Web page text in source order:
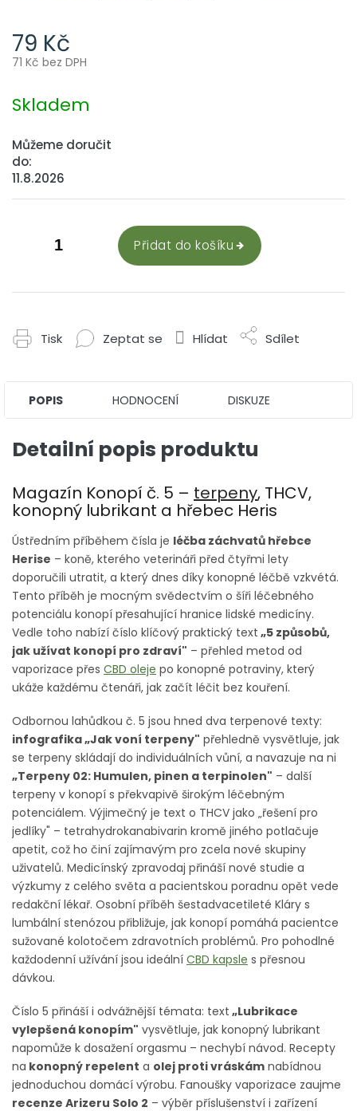
79 Kč
71 Kč bez DPH
cena:
Skladem
Můžeme doručit
do:
11.8.2026
Přidat do košíku
Tisk Zeptat se Hlídat Sdílet
POPIS HODNOCENÍ DISKUZE
Detailní popis produktu
Magazín Konopí č. 5 – terpeny, THCV,
konopný lubrikant a hřebec Heris
Ústředním příběhem čísla je léčba záchvatů hřebce
Herise – koně, kterého veterináři před čtyřmi lety
doporučili utratit, a který dnes díky konopné léčbě vzkvétá.
Tento příběh je mocným svědectvím o šíři léčebného
potenciálu konopí přesahující hranice lidské medicíny.
Vedle toho nabízí číslo klíčový praktický text „5 způsobů,
jak užívat konopí pro zdraví" – přehled metod od
vaporizace přes CBD oleje po konopné potraviny, který
ukáže každému čtenáři, jak začít léčit bez kouření.
Odbornou lahůdkou č. 5 jsou hned dva terpenové texty:
infografika „Jak voní terpeny" přehledně vysvětluje, jak
se terpeny skládají do individuálních vůní, a navazuje na ni
„Terpeny 02: Humulen, pinen a terpinolen" – další
terpeny v konopí s překvapivě širokým léčebným
potenciálem. Výjimečný je text o THCV jako „řešení pro
jedlíky" – tetrahydrokanabivarin kromě jiného potlačuje
apetit, což ho činí zajímavým pro zcela nové skupiny
uživatelů. Medicínský zpravodaj přináší nové studie a
výzkumy z celého světa a pacientskou poradnu opět vede
redakční lékař. Osobní příběh šestadvacetileté Kláry s
lumbální stenózou přibližuje, jak konopí pomáhá pacientce
sužované kolotočem zdravotních problémů. Pro pohodlné
každodenní užívání jsou ideální CBD kapsle s přesnou
dávkou.
Číslo 5 přináší i odvážnější témata: text „Lubrikace
vylepšená konopím" vysvětluje, jak konopný lubrikant
napomůže k dosažení orgasmu – nechybí návod. Recepty
na konopný repelent a olej proti vráskám nabídnou
jednoduchou domácí výrobu. Fanoušky vaporizace zaujme
recenze Arizeru Solo 2 – výběr příslušenství i zařízení